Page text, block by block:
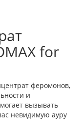
for
феромонов,
и
вызывать
невидимую ауру